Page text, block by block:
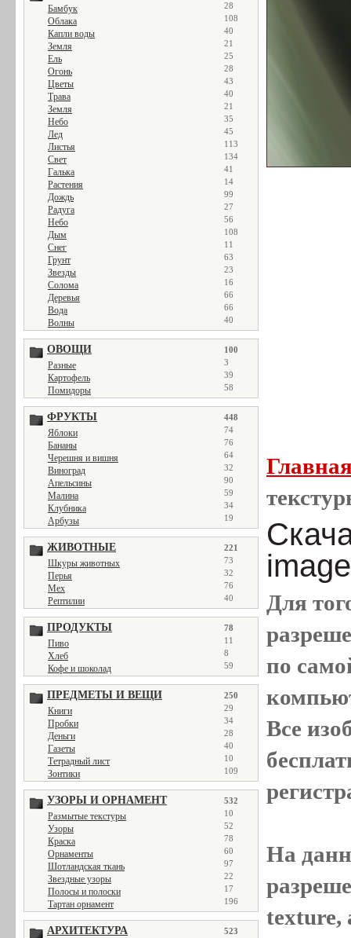
Бамбук 28
Облака 108
Капли воды 40
Земля 21
Ель 25
Огонь 28
Цветы 43
Трава 40
Земля 21
Небо 35
Лед 45
Листья 113
Свет 134
Галька 41
Растения 14
Дождь 99
Радуга 27
Небо 56
Дым 108
Снег 11
Грунт 63
Звезды 23
Солома 16
Деревья 66
Вода 66
Волны 40
ОВОЩИ 100
Разные 3
Картофель 39
Помидоры 58
ФРУКТЫ 448
Яблоки 74
Бананы 76
Черешня и вишня 64
Виноград 32
Апельсины 90
Малина 59
Клубника 34
Арбузы 19
ЖИВОТНЫЕ 221
Шкуры животных 73
Перья 32
Мех 76
Рептилии 40
ПРОДУКТЫ 78
Пиво 11
Хлеб 8
Кофе и шоколад 59
ПРЕДМЕТЫ И ВЕЩИ 250
Книги 29
Пробки 34
Деньги 28
Газеты 40
Тетрадный лист 10
Зонтики 109
УЗОРЫ И ОРНАМЕНТ 532
Размытые текстуры 10
Узоры 52
Краска 78
Орнаменты 60
Шотландская ткань 97
Звездные узоры 22
Полосы и полоски 17
Тартан орнамент 196
АРХИТЕКТУРА 523
image
Для
по
Все
На
texture,